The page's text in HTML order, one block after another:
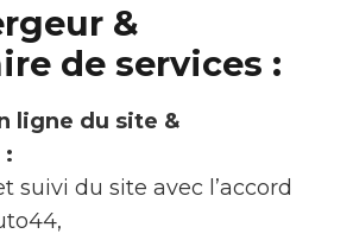
&
de services :
ligne du site &
:
suivi du site avec l’accord